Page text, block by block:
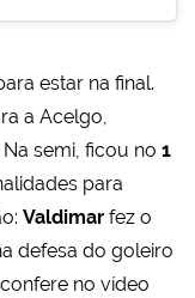
estar na final.
a Acelgo,
Na semi, ficou no 1
para
Valdimar fez o
defesa do goleiro
no vídeo